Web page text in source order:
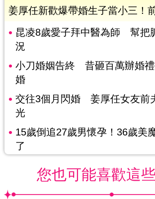
姜厚任新歡爆帶婚生子當小三！
昆凌8歲愛子拜中醫為師 幫把
況
小刀婚姻告終 昔砸百萬辦婚
婚
交往3個月閃婚 姜厚任女友前
光
15歲倒追27歲男懷孕！36歲美
了
您也可能喜歡這